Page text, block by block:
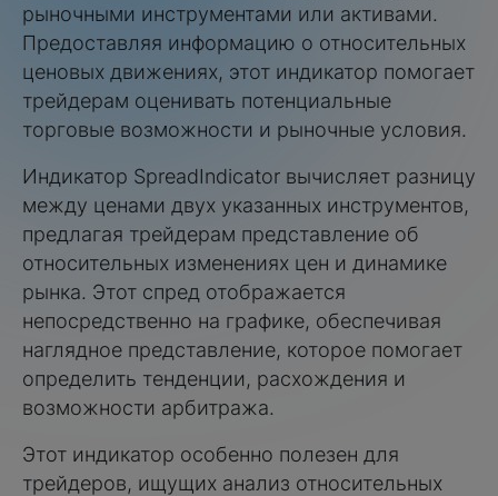
рыночными инструментами или активами.
Предоставляя информацию о относительных
ценовых движениях, этот индикатор помогает
трейдерам оценивать потенциальные
торговые возможности и рыночные условия.
Индикатор SpreadIndicator вычисляет разницу
между ценами двух указанных инструментов,
предлагая трейдерам представление об
относительных изменениях цен и динамике
рынка. Этот спред отображается
непосредственно на графике, обеспечивая
наглядное представление, которое помогает
определить тенденции, расхождения и
возможности арбитража.
Этот индикатор особенно полезен для
трейдеров, ищущих анализ относительных